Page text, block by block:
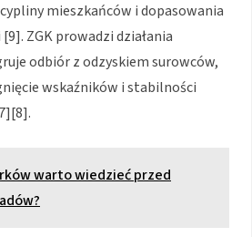
mieszkańców i dopasowania
ZGK prowadzi działania
odbiór z odzyskiem surowców,
wskaźników i stabilności
warto wiedzieć przed